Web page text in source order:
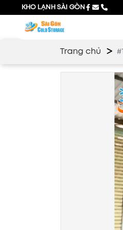
KHO LẠNH SÀI GÒN
Trang chủ